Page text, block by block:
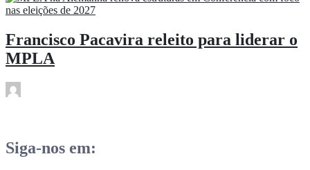
Francisco Pacavira releito para liderar o
MPLA
Siga-nos em: